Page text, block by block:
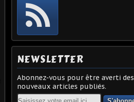
NEWSLETTER
Abonnez-vous pour être averti des
nouveaux articles publiés.
Email